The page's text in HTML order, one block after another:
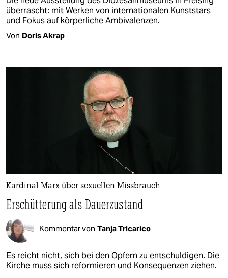
überrascht: mit Werken von internationalen Kunststars
und Fokus auf körperliche Ambivalenzen.
Von Doris Akrap
Kardinal Marx über sexuellen Missbrauch
Erschütterung als Dauerzustand
Kommentar von Tanja Tricarico
Es reicht nicht, sich bei den Opfern zu entschuldigen. Die
Kirche muss sich reformieren und Konsequenzen ziehen.